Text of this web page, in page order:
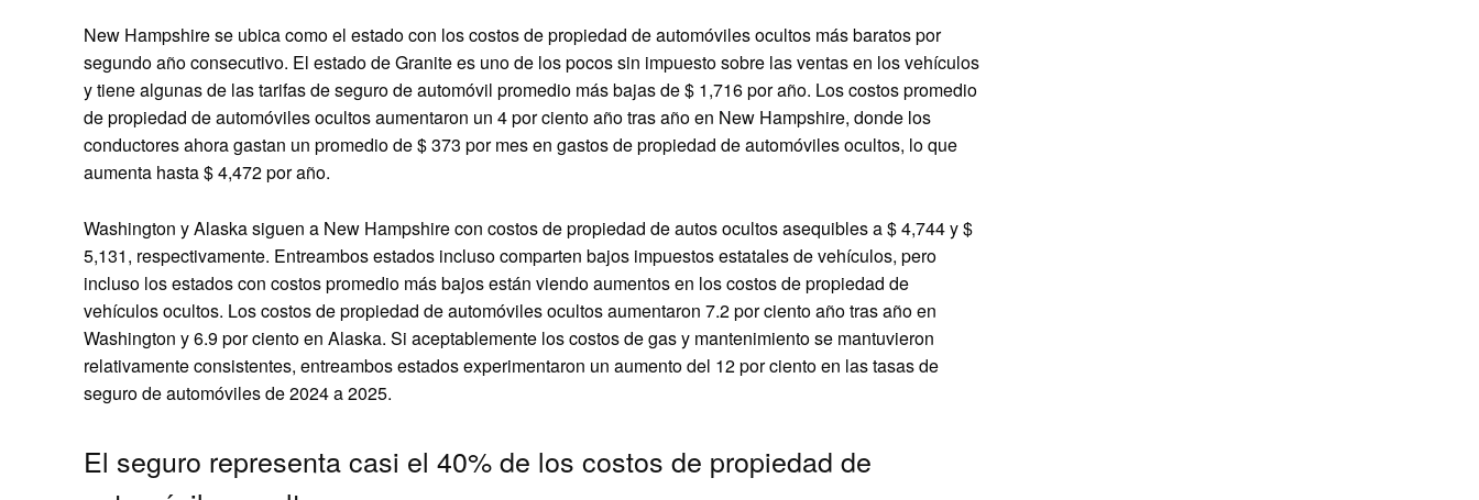
New Hampshire se ubica como el estado con los costos de propiedad de automóviles ocultos más baratos por
segundo año consecutivo. El estado de Granite es uno de los pocos sin impuesto sobre las ventas en los vehículos
y tiene algunas de las tarifas de seguro de automóvil promedio más bajas de $ 1,716 por año. Los costos promedio
de propiedad de automóviles ocultos aumentaron un 4 por ciento año tras año en New Hampshire, donde los
conductores ahora gastan un promedio de $ 373 por mes en gastos de propiedad de automóviles ocultos, lo que
aumenta hasta $ 4,472 por año.
Washington y Alaska siguen a New Hampshire con costos de propiedad de autos ocultos asequibles a $ 4,744 y $
5,131, respectivamente. Entreambos estados incluso comparten bajos impuestos estatales de vehículos, pero
incluso los estados con costos promedio más bajos están viendo aumentos en los costos de propiedad de
vehículos ocultos. Los costos de propiedad de automóviles ocultos aumentaron 7.2 por ciento año tras año en
Washington y 6.9 por ciento en Alaska. Si aceptablemente los costos de gas y mantenimiento se mantuvieron
relativamente consistentes, entreambos estados experimentaron un aumento del 12 por ciento en las tasas de
seguro de automóviles de 2024 a 2025.
El seguro representa casi el 40% de los costos de propiedad de